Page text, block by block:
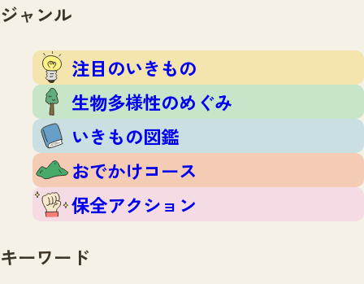
保全アクション
調査結果
ふくおかいきものマップ
マッチング
マッチングTOP
掲載申し込みフォーム
お問合せ
ジャンル
注目のいきもの
生物多様性のめぐみ
いきもの図鑑
おでかけコース
保全アクション
キーワード